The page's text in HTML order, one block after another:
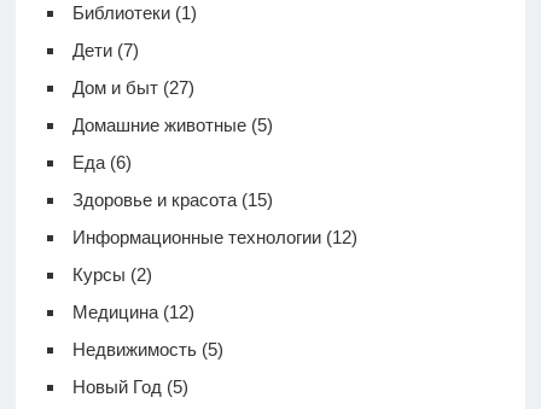
Библиотеки(1)
Дети(7)
Дом и быт(27)
Домашние животные(5)
Еда(6)
Здоровье и красота(15)
Информационные технологии(12)
Курсы (2)
Медицина(12)
Недвижимость(5)
Новый Год (5)